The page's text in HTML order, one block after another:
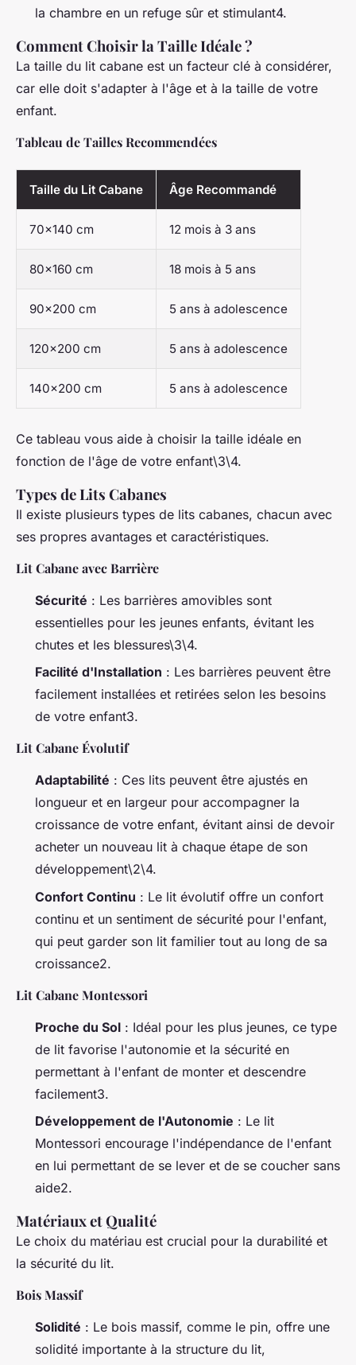
la chambre en un refuge sûr et stimulant4.
Comment Choisir la Taille Idéale ?
La taille du lit cabane est un facteur clé à considérer,
car elle doit s'adapter à l'âge et à la taille de votre
enfant.
Tableau de Tailles Recommendées
Taille du Lit Cabane Âge Recommandé
70x140 cm 12 mois à 3 ans
80x160 cm 18 mois à 5 ans
90x200 cm 5 ans à adolescence
120x200 cm 5 ans à adolescence
140x200 cm 5 ans à adolescence
Ce tableau vous aide à choisir la taille idéale en
fonction de l'âge de votre enfant\3\4.
Types de Lits Cabanes
Il existe plusieurs types de lits cabanes, chacun avec
ses propres avantages et caractéristiques.
Lit Cabane avec Barrière
Sécurité : Les barrières amovibles sont
essentielles pour les jeunes enfants, évitant les
chutes et les blessures\3\4.
Facilité d'Installation : Les barrières peuvent être
facilement installées et retirées selon les besoins
de votre enfant3.
Lit Cabane Évolutif
Adaptabilité : Ces lits peuvent être ajustés en
longueur et en largeur pour accompagner la
croissance de votre enfant, évitant ainsi de devoir
acheter un nouveau lit à chaque étape de son
développement\2\4.
Confort Continu : Le lit évolutif offre un confort
continu et un sentiment de sécurité pour l'enfant,
qui peut garder son lit familier tout au long de sa
croissance2.
Lit Cabane Montessori
Proche du Sol : Idéal pour les plus jeunes, ce type
de lit favorise l'autonomie et la sécurité en
permettant à l'enfant de monter et descendre
facilement3.
Développement de l'Autonomie : Le lit
Montessori encourage l'indépendance de l'enfant
en lui permettant de se lever et de se coucher sans
aide2.
Matériaux et Qualité
Le choix du matériau est crucial pour la durabilité et
la sécurité du lit.
Bois Massif
Solidité : Le bois massif, comme le pin, offre une
solidité importante à la structure du lit,